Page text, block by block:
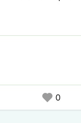
bevandosa.
lo ascolta.
0